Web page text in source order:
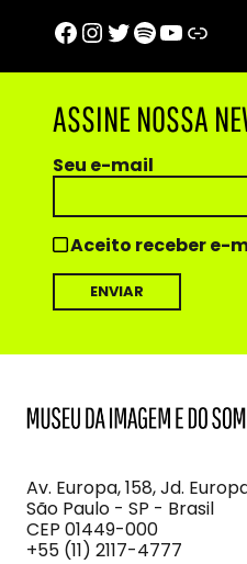
Facebook
Instagram
Twitter
Spotify
Trip
ASSINE NOSSA
Seu e-mail
Aceito receber e-
Imagem
e
do
Som
Av. Europa, 158, Jd.
São Paulo - SP - Brasil
CEP 01449-000
+55 (11) 2117-4777